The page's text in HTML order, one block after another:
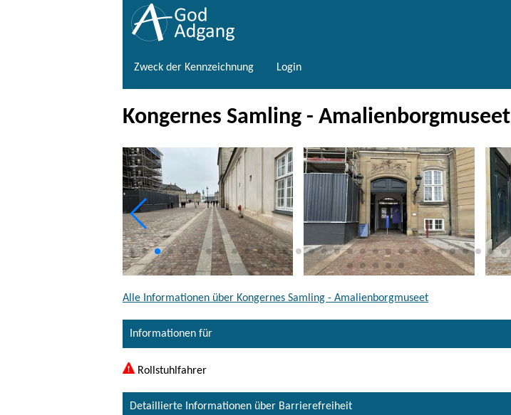
Zweck der Kennzeichnung Login
Kongernes Samling - Amalienborgmuseet
Alle Informationen über Kongernes Samling - Amalienborgmuseet
Informationen für
Rollstuhlfahrer
Detaillierte Informationen über Barrierefreiheit